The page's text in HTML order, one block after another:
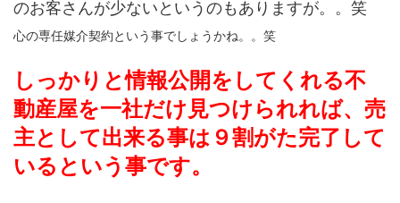
のお客さんが少ないというのもありますが。。笑
心の専任媒介契約という事でしょうかね。。笑
しっかりと情報公開をしてくれる不
動産屋を一社だけ見つけられれば、売
主として出来る事は９割がた完了して
いるという事です。